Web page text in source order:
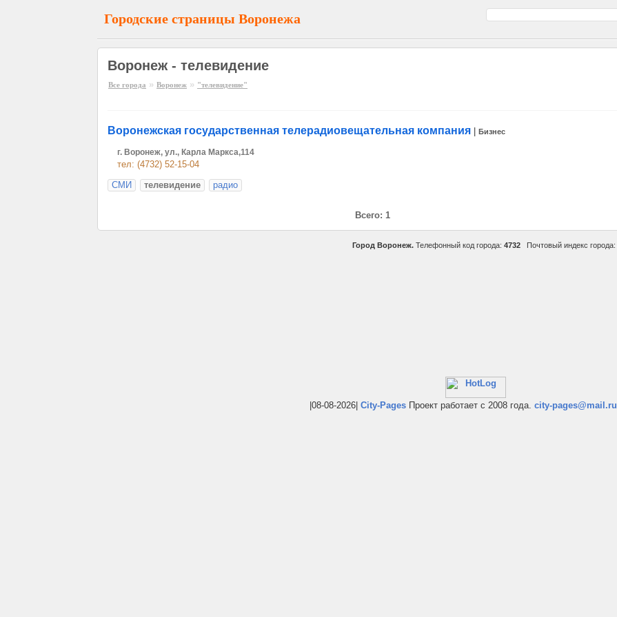
Городские страницы Воронежа
Воронеж - телевидение
Все города » Воронеж » "телевидение"
Воронежская государственная телерадиовещательная компания Бизнес
г. Воронеж, ул., Карла Маркса,114
тел: (4732) 52-15-04
СМИ
телевидение радио
Всего: 1
Город Воронеж. Телефонный код города: 4732 Почтовый индекс города:
|08-08-2026| City-Pages Проект работает с 2008 года. city-pages@mail.ru